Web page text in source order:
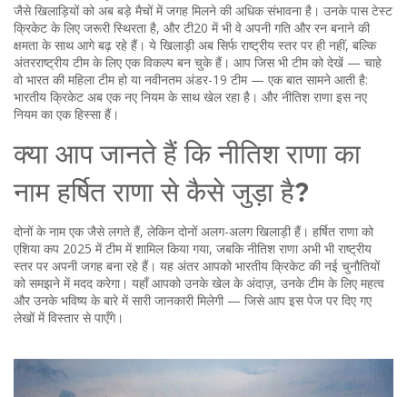
जैसे खिलाड़ियों को अब बड़े मैचों में जगह मिलने की अधिक संभावना है। उनके पास टेस्ट
क्रिकेट के लिए जरूरी स्थिरता है, और टी20 में भी वे अपनी गति और रन बनाने की
क्षमता के साथ आगे बढ़ रहे हैं। ये खिलाड़ी अब सिर्फ राष्ट्रीय स्तर पर ही नहीं, बल्कि
अंतरराष्ट्रीय टीम के लिए एक विकल्प बन चुके हैं। आप जिस भी टीम को देखें — चाहे
वो भारत की महिला टीम हो या नवीनतम अंडर-19 टीम — एक बात सामने आती है:
भारतीय क्रिकेट अब एक नए नियम के साथ खेल रहा है। और नीतिश राणा इस नए
नियम का एक हिस्सा हैं।
क्या आप जानते हैं कि नीतिश राणा का
नाम हर्षित राणा से कैसे जुड़ा है?
दोनों के नाम एक जैसे लगते हैं, लेकिन दोनों अलग-अलग खिलाड़ी हैं। हर्षित राणा को
एशिया कप 2025 में टीम में शामिल किया गया, जबकि नीतिश राणा अभी भी राष्ट्रीय
स्तर पर अपनी जगह बना रहे हैं। यह अंतर आपको भारतीय क्रिकेट की नई चुनौतियों
को समझने में मदद करेगा। यहाँ आपको उनके खेल के अंदाज़, उनके टीम के लिए महत्व
और उनके भविष्य के बारे में सारी जानकारी मिलेगी — जिसे आप इस पेज पर दिए गए
लेखों में विस्तार से पाएँगे।